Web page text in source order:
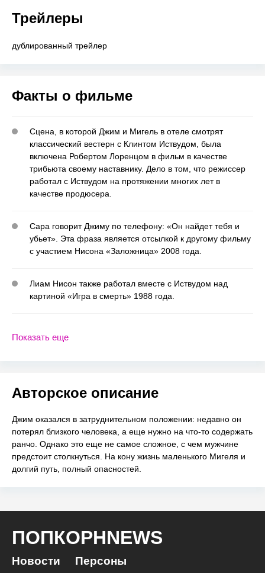
Трейлеры
дублированный трейлер
Факты о фильме
Сцена, в которой Джим и Мигель в отеле смотрят
классический вестерн с Клинтом Иствудом, была
включена Робертом Лоренцом в фильм в качестве
трибьюта своему наставнику. Дело в том, что режиссер
работал с Иствудом на протяжении многих лет в
качестве продюсера.
Сара говорит Джиму по телефону: «Он найдет тебя и
убьет». Эта фраза является отсылкой к другому фильму
с участием Нисона «Заложница» 2008 года.
Лиам Нисон также работал вместе с Иствудом над
картиной «Игра в смерть» 1988 года.
Показать еще
Авторское описание
Джим оказался в затруднительном положении: недавно он
потерял близкого человека, а еще нужно на что-то содержать
ранчо. Однако это еще не самое сложное, с чем мужчине
предстоит столкнуться. На кону жизнь маленького Мигеля и
долгий путь, полный опасностей.
ПОПКОРНNEWS
Новости Персоны